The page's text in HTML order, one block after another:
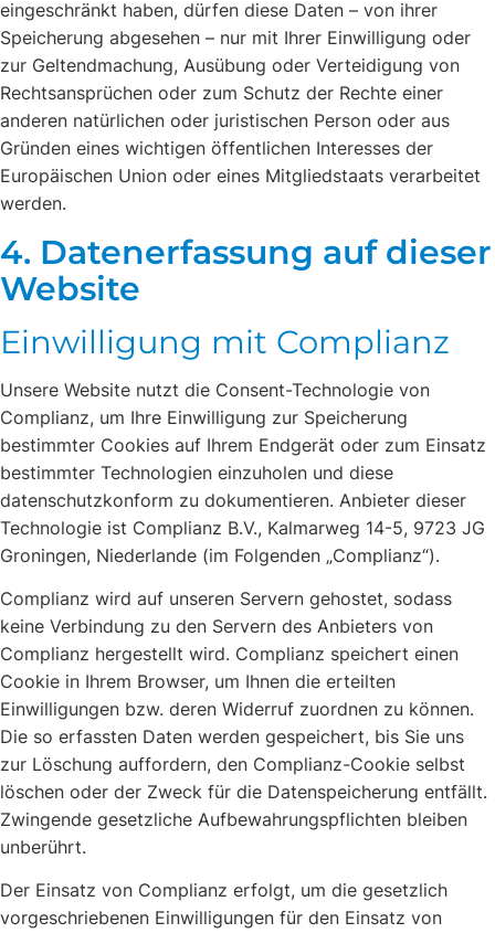
eingeschränkt haben, dürfen diese Daten – von ihrer
Speicherung abgesehen – nur mit Ihrer Einwilligung oder
zur Geltendmachung, Ausübung oder Verteidigung von
Rechtsansprüchen oder zum Schutz der Rechte einer
anderen natürlichen oder juristischen Person oder aus
Gründen eines wichtigen öffentlichen Interesses der
Europäischen Union oder eines Mitgliedstaats verarbeitet
werden.
4. Datenerfassung auf dieser
Website
Einwilligung mit Complianz
Unsere Website nutzt die Consent-Technologie von
Complianz, um Ihre Einwilligung zur Speicherung
bestimmter Cookies auf Ihrem Endgerät oder zum Einsatz
bestimmter Technologien einzuholen und diese
datenschutzkonform zu dokumentieren. Anbieter dieser
Technologie ist Complianz B.V., Kalmarweg 14-5, 9723 JG
Groningen, Niederlande (im Folgenden „Complianz“).
Complianz wird auf unseren Servern gehostet, sodass
keine Verbindung zu den Servern des Anbieters von
Complianz hergestellt wird. Complianz speichert einen
Cookie in Ihrem Browser, um Ihnen die erteilten
Einwilligungen bzw. deren Widerruf zuordnen zu können.
Die so erfassten Daten werden gespeichert, bis Sie uns
zur Löschung auffordern, den Complianz-Cookie selbst
löschen oder der Zweck für die Datenspeicherung entfällt.
Zwingende gesetzliche Aufbewahrungspflichten bleiben
unberührt.
Der Einsatz von Complianz erfolgt, um die gesetzlich
vorgeschriebenen Einwilligungen für den Einsatz von